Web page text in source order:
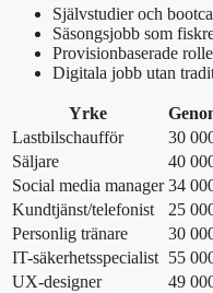
Självstudier och
Säsongsjobb som
Provisionbaserade
Digitala jobb utan
Yrke
Lastbilschaufför
30
Säljare
40
Social media manager 34
Kundtjänst/telefonist
25
Personlig tränare
30
IT-säkerhetsspecialist 55
UX-designer
49